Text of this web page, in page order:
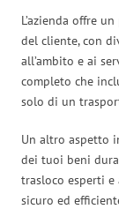
L’azienda offre
del cliente, con
all’ambito e ai
completo che
solo di un
Un altro aspetto
dei tuoi beni
trasloco esperti
sicuro ed